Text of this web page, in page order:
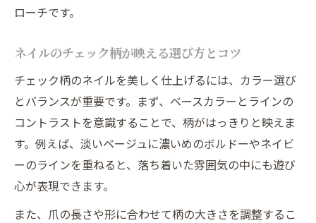
ローチです。
ネイルのチェック柄が映える選び方とコツ
チェック柄のネイルを美しく仕上げるには、カラー選び
とバランスが重要です。まず、ベースカラーとラインの
コントラストを意識することで、柄がはっきりと映えま
す。例えば、淡いベージュに濃いめのボルドーやネイビ
ーのラインを重ねると、落ち着いた雰囲気の中にも遊び
心が表現できます。
また、爪の長さや形に合わせて柄の大きさを調整するこ